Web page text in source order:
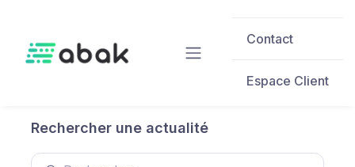
Contact
Espace Client
Rechercher une actualité